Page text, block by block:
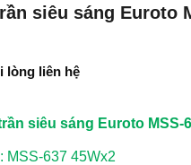
siêu sáng Euroto
lòng liên hệ
siêu sáng Euroto MSS-
MSS-637 45Wx2